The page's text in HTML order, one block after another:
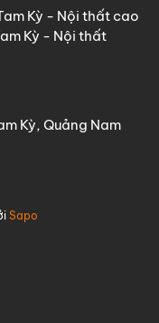
Kỳ - Nội thất cao
Kỳ - Nội thất
Kỳ, Quảng Nam
Sapo